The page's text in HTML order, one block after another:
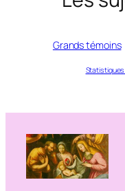
Grands témoins